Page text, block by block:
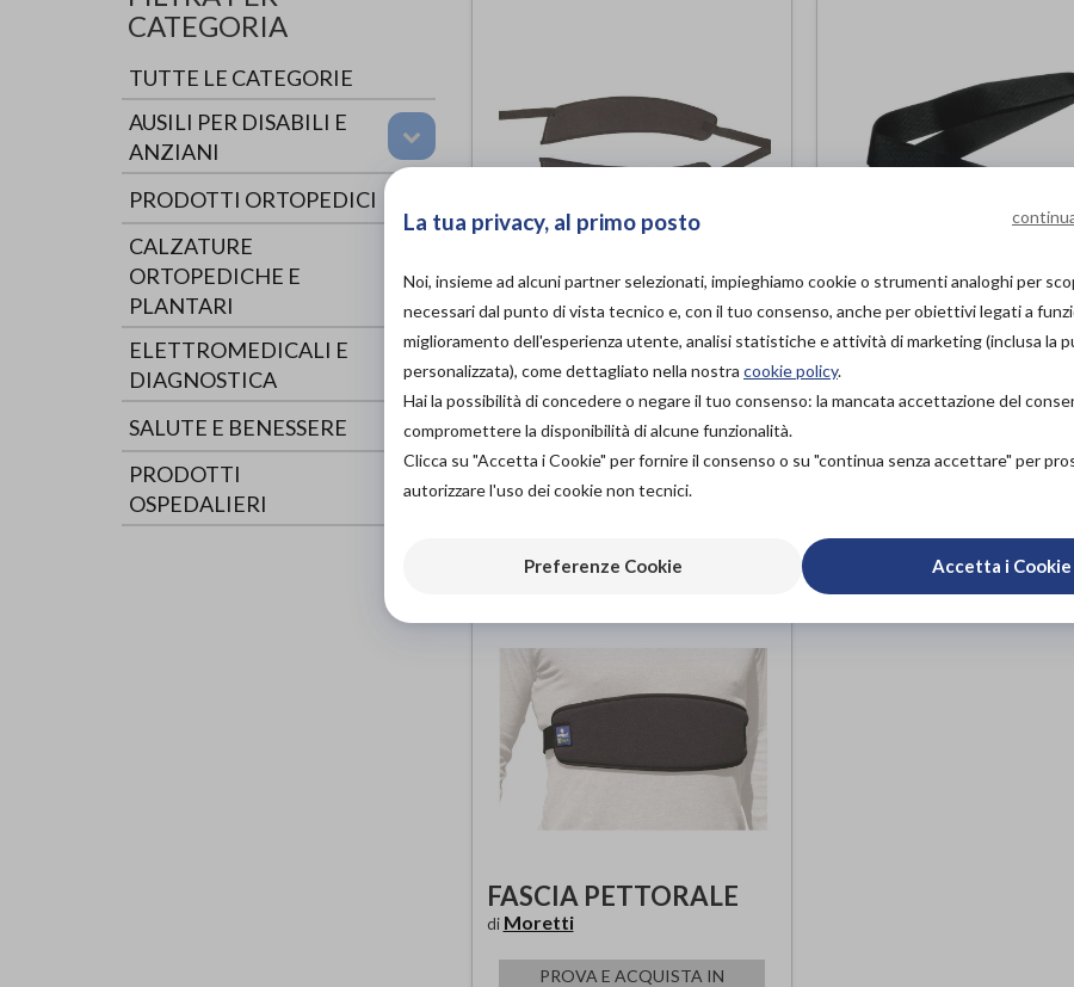
CATEGORIA
TUTTE LE CATEGORIE
AUSILI PER DISABILI E
ANZIANI
PRODOTTI ORTOPEDICI
CALZATURE
ORTOPEDICHE E
PLANTARI
ELETTROMEDICALI E
DIAGNOSTICA
SALUTE E BENESSERE
PRODOTTI
OSPEDALIERI
CINTURA PELVICA DI
CONTENIMENTO -
FASCE SEPARATE
Moretti
PROVA E ACQUISTA IN
NEGOZIO DA50,00€
CINTURA DI
SICUREZZA 5301
FASCIA PETTORALE
di Moretti
PROVA E ACQUISTA IN
La tua privacy, al primo posto
Noi, insieme ad alcuni partner selezionati, impieghiamo cookie o strumenti analoghi per
necessari dal punto di vista tecnico e, con il tuo consenso, anche per obiettivi legati a
miglioramento dell'esperienza utente, analisi statistiche e attività di marketing (inclusa la
personalizzata), come dettagliato nella nostra cookie policy.
Hai la possibilità di concedere o negare il tuo consenso: la mancata accettazione del
compromettere la disponibilità di alcune funzionalità.
Clicca su "Accetta i Cookie" per fornire il consenso o su "continua senza accettare" per
autorizzare l'uso dei cookie non tecnici.
Preferenze Cookie Accetta i Cookie